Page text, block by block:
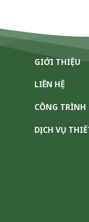
GIỚI THIỆU
LIÊN HỆ
CÔNG TRÌNH
DỊCH VỤ